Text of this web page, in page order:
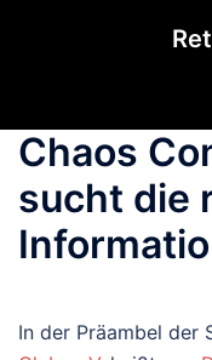
Chaos
sucht die
In der Präambel der